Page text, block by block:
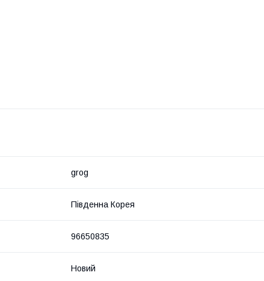
grog
Південна Корея
96650835
Новий